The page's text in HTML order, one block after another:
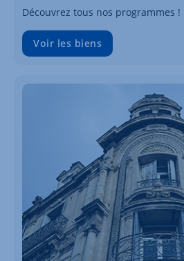
Découvrez tous nos programmes !
Voir les biens